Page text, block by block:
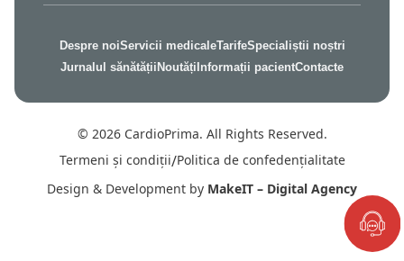
Despre noiServicii medicaleTarifeSpecialiștii noștri
Jurnalul sănătății Noutăți Informații pacientContacte
© 2026 CardioPrima. All Rights Reserved.
Termeni și condiții/Politica de confedențialitate
Design & Development by MakeIT – Digital Agency